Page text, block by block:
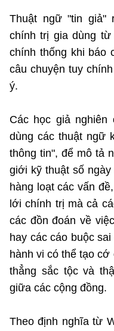
Thuật ngữ "tin giả"
chính trị gia dùng
chính thống khi báo
câu chuyện tuy
ý.
Các học giả
dùng các thuật ngữ
thông tin", để mô tả
giới kỹ thuật số
hàng loạt các vấn
lới chính trị mà cả
các đồn đoán về
hay các cáo buộc
hành vi có thể tạo cớ
thẳng sắc tộc và
giữa các cộng đồng.
Theo định nghĩa từ